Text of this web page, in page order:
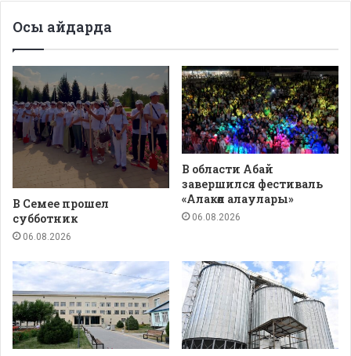
Осы айдарда
В Семее прошел
субботник
06.08.2026
В области Абай
завершился фестиваль
«Алакөл алаулары»
06.08.2026